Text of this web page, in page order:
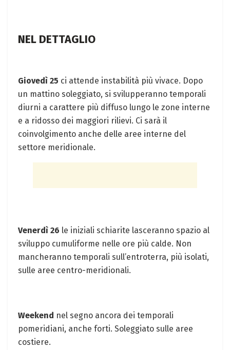
NEL DETTAGLIO
Giovedì 25 ci attende instabilità più vivace. Dopo
un mattino soleggiato, si svilupperanno temporali
diurni a carattere più diffuso lungo le zone interne
e a ridosso dei maggiori rilievi. Ci sarà il
coinvolgimento anche delle aree interne del
settore meridionale.
Venerdì 26 le iniziali schiarite lasceranno spazio al
sviluppo cumuliforme nelle ore più calde. Non
mancheranno temporali sull’entroterra, più isolati,
sulle aree centro-meridionali.
Weekend nel segno ancora dei temporali
pomeridiani, anche forti. Soleggiato sulle aree
costiere.